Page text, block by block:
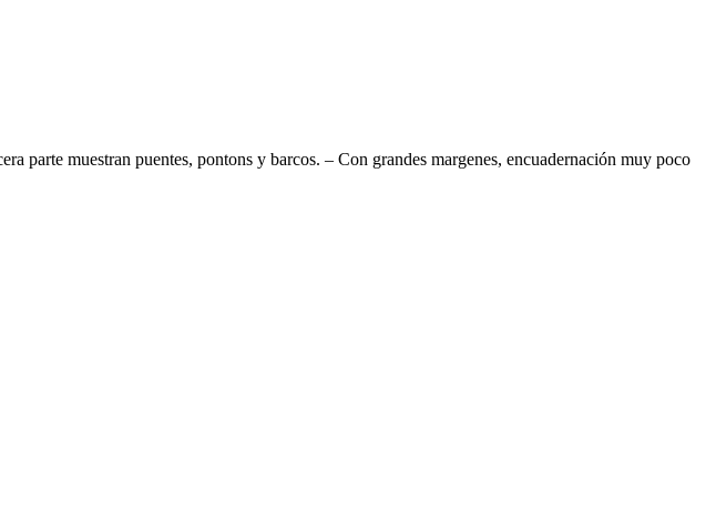
parte muestran puentes, pontons y barcos. – Con grandes margenes, encuadernación muy poco